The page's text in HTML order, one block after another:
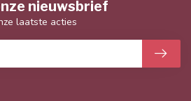
nieuwsbrief
laatste acties